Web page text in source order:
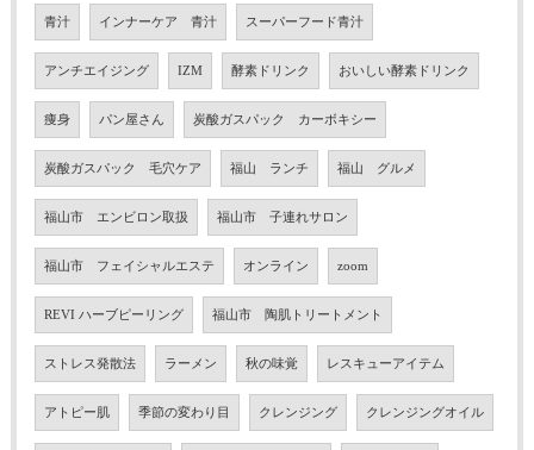
青汁 インナーケア 青汁 スーパーフード青汁
アンチエイジング IZM 酵素ドリンク おいしい酵素ドリンク
痩身 パン屋さん 炭酸ガスパック カーボキシー
炭酸ガスパック 毛穴ケア 福山 ランチ 福山 グルメ
福山市 エンビロン取扱 福山市 子連れサロン
福山市 フェイシャルエステ オンライン zoom
REVI ハーブピーリング 福山市 陶肌トリートメント
ストレス発散法 ラーメン 秋の味覚 レスキューアイテム
アトピー肌 季節の変わり目 クレンジング クレンジングオイル